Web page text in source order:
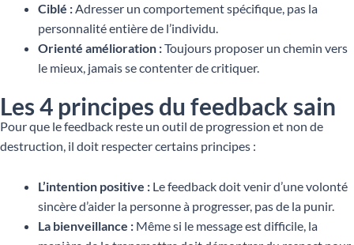
Ciblé :Adresser un comportement spécifique, pas la
personnalité entière de l’individu.
Orienté amélioration :Toujours proposer un chemin vers
le mieux, jamais se contenter de critiquer.
Les 4 principes du feedback sain
Pour que le feedback reste un outil de progression et non de
destruction, il doit respecter certains principes :
L’intention positive : Le feedback doit venir d’une volonté
sincère d’aider la personne à progresser, pas de la punir.
La bienveillance : Même si le message est difficile, la